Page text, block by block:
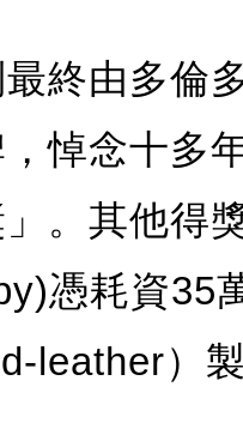
終由多倫
悼念十多
。其他得
憑耗資35
leather）